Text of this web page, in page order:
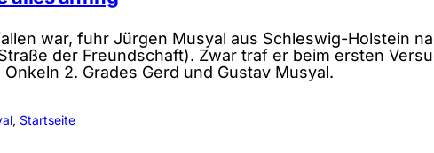
war, fuhr Jürgen Musyal aus Schleswig-Holstein
der Freundschaft). Zwar traf er beim ersten
2. Grades Gerd und Gustav Musyal.
, Startseite